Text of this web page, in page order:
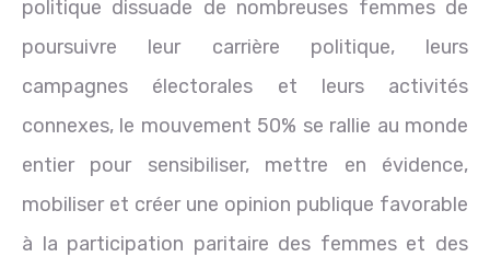
politique dissuade de nombreuses femmes de
poursuivre leur carrière politique, leurs
campagnes électorales et leurs activités
connexes, le mouvement 50% se rallie au monde
entier pour sensibiliser, mettre en évidence,
mobiliser et créer une opinion publique favorable
à la participation paritaire des femmes et des